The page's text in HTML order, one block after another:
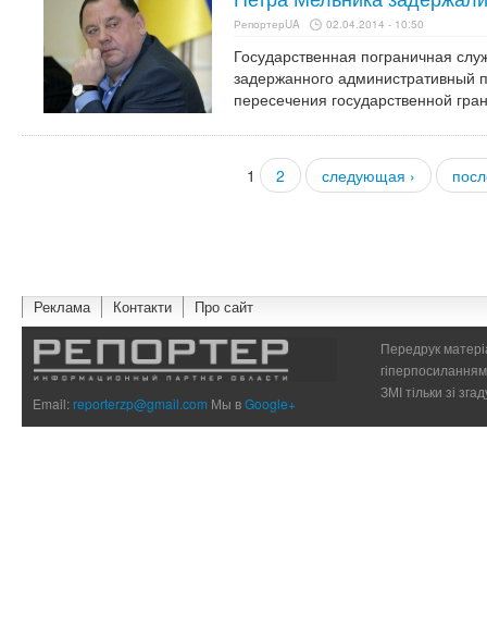
РепортерUA 02.04.2014 - 10:50
Государственная пограничная
задержанного административный
пересечения государственной
1 2 следующая ›
Реклама Контакти Про сайт
Email:reporterzp@gmail.com Мы вGoogle+
Передрук
ЗМІ тільки зі